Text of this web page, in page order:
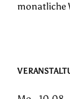
monatliche